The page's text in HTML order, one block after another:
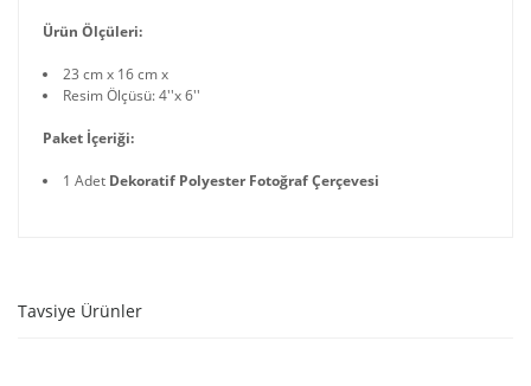
Ürün Ölçüleri:
23 cm x 16 cm x
Resim Ölçüsü: 4''x 6''
Paket İçeriği:
1 Adet Dekoratif Polyester Fotoğraf Çerçevesi
Tavsiye Ürünler